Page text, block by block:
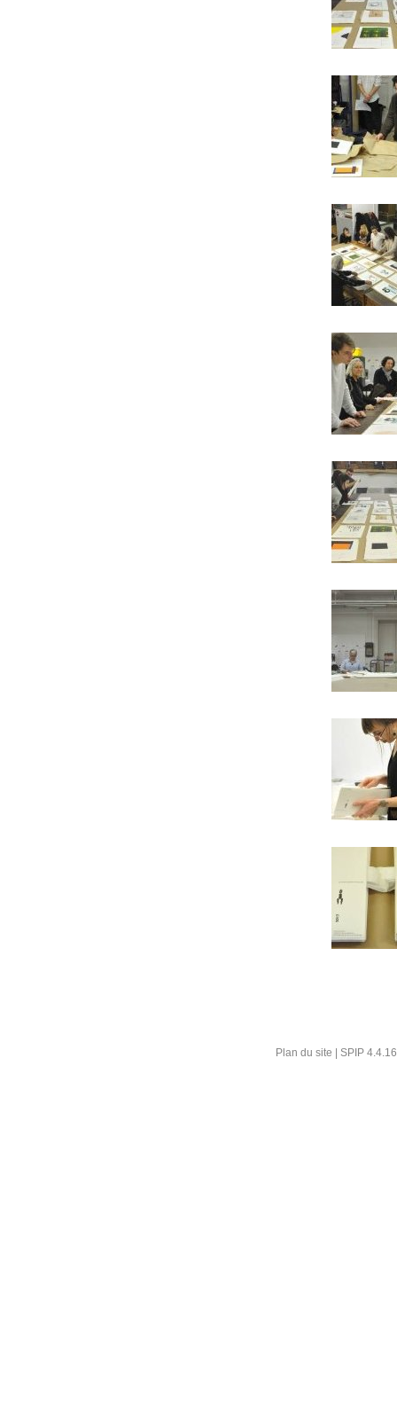
Plan du site SPIP 4.4.16